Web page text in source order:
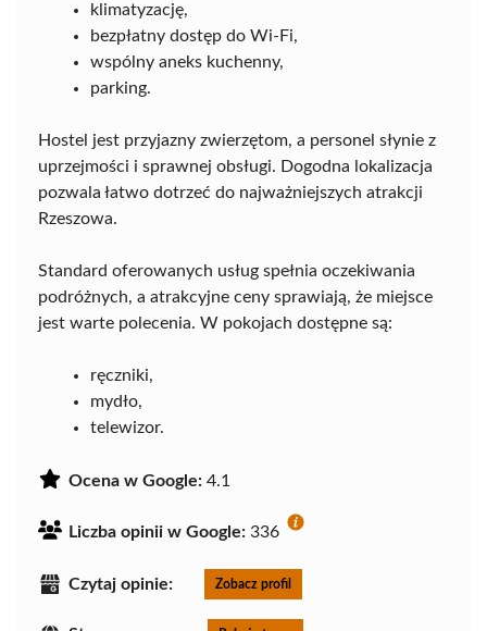
klimatyzację,
bezpłatny dostęp do Wi-Fi,
wspólny aneks kuchenny,
parking.
Hostel jest przyjazny zwierzętom, a personel słynie z
uprzejmości i sprawnej obsługi. Dogodna lokalizacja
pozwala łatwo dotrzeć do najważniejszych atrakcji
Rzeszowa.
Standard oferowanych usług spełnia oczekiwania
podróżnych, a atrakcyjne ceny sprawiają, że miejsce
jest warte polecenia. W pokojach dostępne są:
ręczniki,
mydło,
telewizor.
Ocena w Google: 4.1
Liczba opinii w Google: 336
Czytaj opinie: Zobacz profil